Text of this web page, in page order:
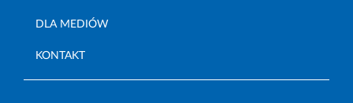
DLA MEDIÓW
KONTAKT